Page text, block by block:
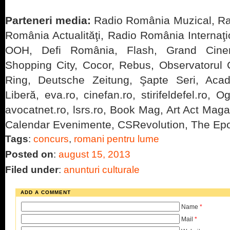
Parteneri media: Radio România Muzical,
România Actualităţi, Radio România
OOH, Defi România, Flash, Grand
Shopping City, Cocor, Rebus, Observatorul
Ring, Deutsche Zeitung, Şapte Seri,
Liberă, eva.ro, cinefan.ro, stirifeldefel.ro,
avocatnet.ro, lsrs.ro, Book Mag, Art Act
Calendar Evenimente, CSRevolution, The
Tags: concurs, romani pentru lume
Posted on: august 15, 2013
Filed under: anunturi culturale
ADD A COMMENT
Name *
Mail *